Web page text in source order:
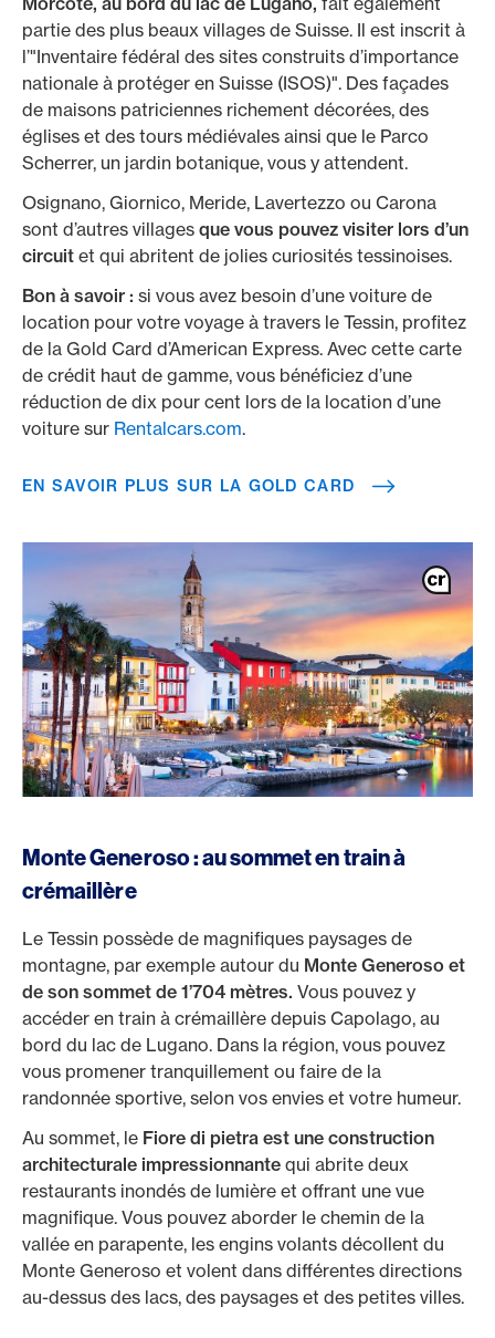
partie des plus beaux villages de Suisse. Il est inscrit à
l’"Inventaire fédéral des sites construits d’importance
nationale à protéger en Suisse (ISOS)". Des façades
de maisons patriciennes richement décorées, des
églises et des tours médiévales ainsi que le Parco
Scherrer, un jardin botanique, vous y attendent.
Osignano, Giornico, Meride, Lavertezzo ou Carona
sont d’autres villages que vous pouvez visiter lors d’un
circuit et qui abritent de jolies curiosités tessinoises.
Bon à savoir : si vous avez besoin d’une voiture de
location pour votre voyage à travers le Tessin, profitez
de la Gold Card d’American Express. Avec cette carte
de crédit haut de gamme, vous bénéficiez d’une
réduction de dix pour cent lors de la location d’une
voiture sur Rentalcars.com.
EN SAVOIR PLUS SUR LA GOLD CARD
Monte Generoso : au sommet en train à
crémaillère
Le Tessin possède de magnifiques paysages de
montagne, par exemple autour du Monte Generoso et
de son sommet de 1’704 mètres. Vous pouvez y
accéder en train à crémaillère depuis Capolago, au
bord du lac de Lugano. Dans la région, vous pouvez
vous promener tranquillement ou faire de la
randonnée sportive, selon vos envies et votre humeur.
Au sommet, le Fiore di pietra est une construction
architecturale impressionnante qui abrite deux
restaurants inondés de lumière et offrant une vue
magnifique. Vous pouvez aborder le chemin de la
vallée en parapente, les engins volants décollent du
Monte Generoso et volent dans différentes directions
au-dessus des lacs, des paysages et des petites villes.